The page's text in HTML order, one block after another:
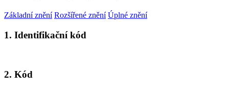
Základní znění Rozšířené znění Úplné znění
1. Identifikační kód
2. Kód